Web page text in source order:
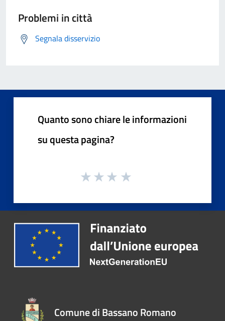
Problemi in città
Segnala disservizio
Quanto sono chiare le informazioni
su questa pagina?
Comune di Bassano Romano